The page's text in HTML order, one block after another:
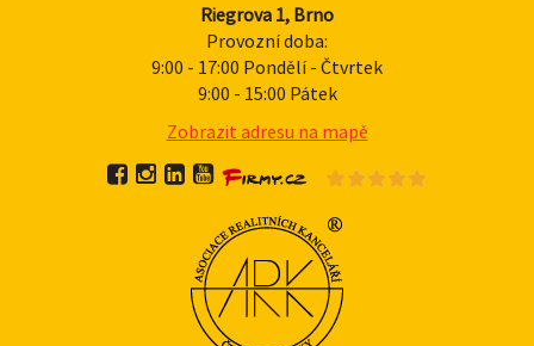
Riegrova 1, Brno
Provozní doba:
9:00 - 17:00 Pondělí - Čtvrtek
9:00 - 15:00 Pátek
Zobrazit adresu na mapě